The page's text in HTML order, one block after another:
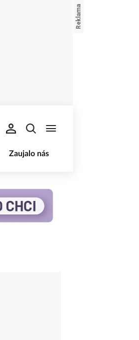
Zaujalo nás